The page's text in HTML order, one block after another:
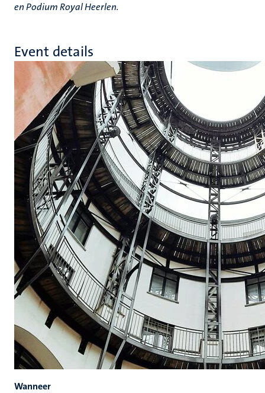
en Podium Royal Heerlen.
Event details
Wanneer